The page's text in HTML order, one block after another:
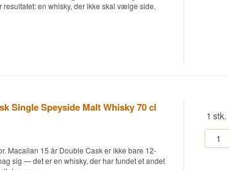
en whisky, der ikke skal vælge side,
Speyside Single Malt Scotch Whisky lagret på
mere tilgængelig Macallan end Sherry Oak-
Macallan-universet og god som hverdagsdrik.
Oak ned, men den er mere imødekommende og
Single Speyside Malt Whisky 70 cl
Macallan 15 år Double Cask er ikke bare 12-
sig — det er en whisky, der har fundet et andet
1 stk.